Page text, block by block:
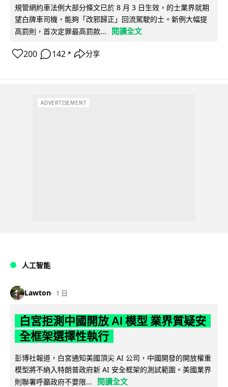
規管網約車法例大部分條文已於 8 月 3 日生效，的士業界就期
望白牌車司機，能夠「改邪歸正」回流駕駛的士。新例大幅提
高罰則，首次定罪最高罰款...
閱讀全文
200 142 ↗ 分享
ADVERTISEMENT
人工智能
Lawton 1 日
白宮拒測中國開放 AI 模型 業界質疑安
全框架選擇性執行
彭博社報道，白宮通知美國頂尖 AI 公司，中國開發的開放權重
模型將不納入特朗普政府新 AI 安全框架的測試範圍。美國業界
則聯署呼籲政府不要限...
閱讀全文